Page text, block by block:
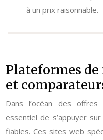
à un prix raisonnable.
Plateformes
et
Dans l’océan des
essentiel de s’appuyer
fiables. Ces sites web